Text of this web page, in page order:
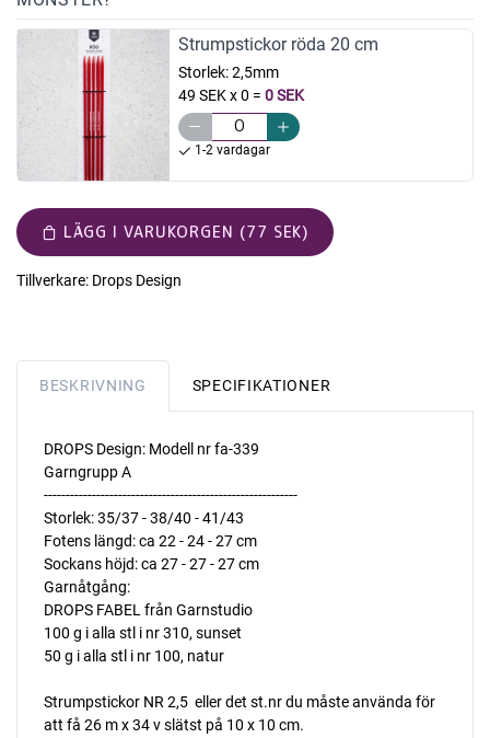
Strumpstickor röda 20 cm
Storlek:2,5mm
49 SEK x 0 = 0 SEK
1-2 vardagar
LÄGG I VARUKORGEN (77 SEK)
Tillverkare: Drops Design
BESKRIVNING SPECIFIKATIONER
DROPS Design: Modell nr fa-339
Garngrupp A
----------------------------------------------------------
Storlek: 35/37 - 38/40 - 41/43
Fotens längd: ca 22 - 24 - 27 cm
Sockans höjd: ca 27 - 27 - 27 cm
Garnåtgång:
DROPS FABEL från Garnstudio
100 g i alla stl i nr 310, sunset
50 g i alla stl i nr 100, natur
Strumpstickor NR 2,5  eller det st.nr du måste använda för
att få 26 m x 34 v slätst på 10 x 10 cm.